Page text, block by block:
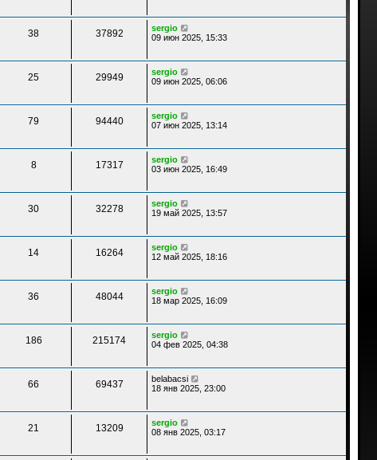
и
38 37892
sergio
09 июн 2025, 15:33
25 29949
sergio
09 июн 2025, 06:06
79 94440
sergio
07 июн 2025, 13:14
8 17317
sergio
03 июн 2025, 16:49
30 32278
sergio
19 май 2025, 13:57
14 16264
sergio
12 май 2025, 18:16
36 48044
sergio
18 мар 2025, 16:09
186 215174
sergio
04 фев 2025, 04:38
66 69437
belabacsi
18 янв 2025, 23:00
21 13209
sergio
08 янв 2025, 03:17